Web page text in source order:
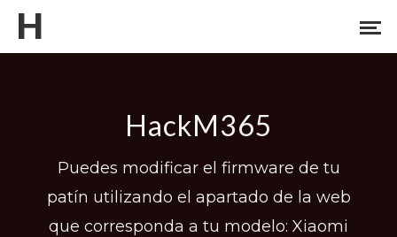
H
HackM365
Puedes modificar el firmware de tu
patín utilizando el apartado de la web
que corresponda a tu modelo: Xiaomi